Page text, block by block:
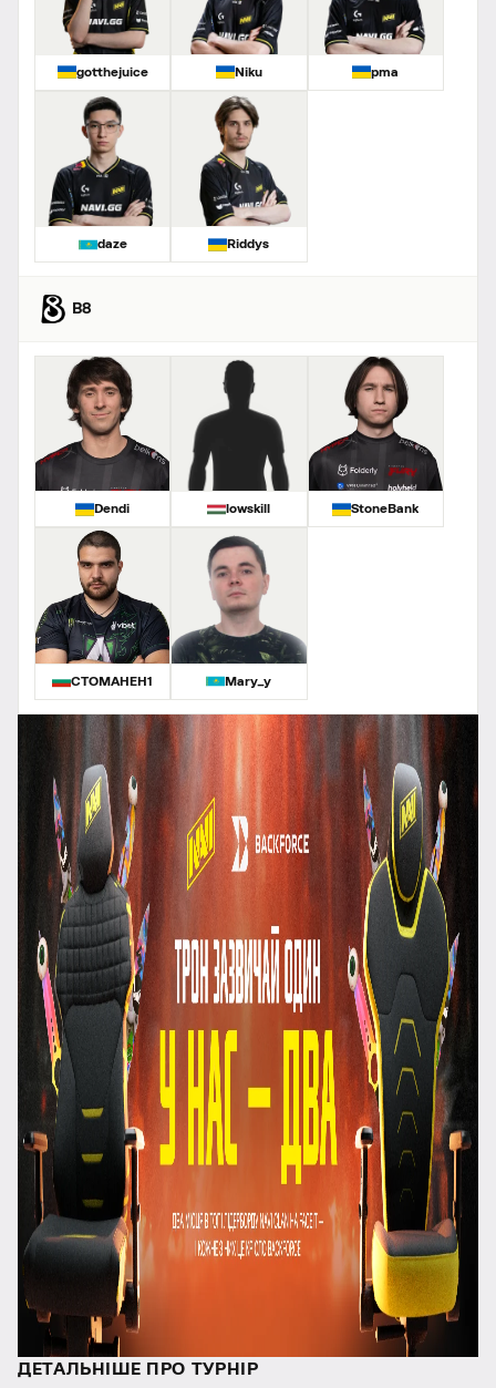
gotthejuice Niku pma
daze Riddys
B8
Dendi lowskill StoneBank
CTOMAHEH1 Mary_y
ДЕТАЛЬНІШЕ ПРО ТУРНІР